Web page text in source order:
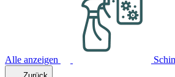
Alle anzeigen